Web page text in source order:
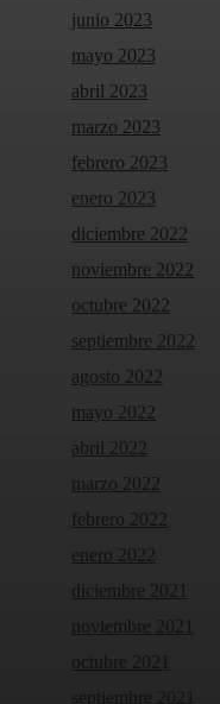
junio 2023
mayo 2023
abril 2023
marzo 2023
febrero 2023
enero 2023
diciembre 2022
noviembre 2022
octubre 2022
septiembre 2022
agosto 2022
mayo 2022
abril 2022
marzo 2022
febrero 2022
enero 2022
diciembre 2021
noviembre 2021